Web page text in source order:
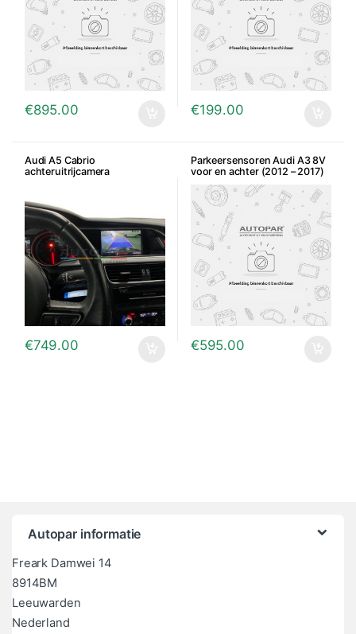
€895.00 €199.00
Audi A5 Cabrio
achteruitrijcamera
€749.00
Parkeersensoren Audi A3 8V
voor en achter (2012 – 2017)
€595.00
Autopar informatie
Freark Damwei 14
8914BM
Leeuwarden
Nederland